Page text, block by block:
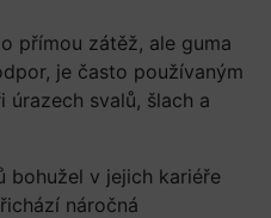
přímou zátěž, ale guma
je často používaným
svalů, šlach a
bohužel v jejich kariéře
náročná